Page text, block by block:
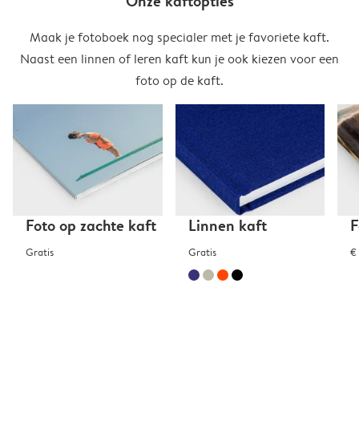
Maak je fotoboek nog specialer met je favoriete kaft.
Naast een linnen of leren kaft kun je ook kiezen voor een
foto op de kaft.
Foto op zachte kaft
Gratis
Linnen kaft
Gratis €